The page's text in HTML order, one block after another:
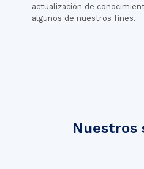
actualización de
algunos de nuestros fines.
Nuestros